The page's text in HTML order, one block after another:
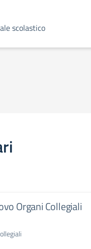
scolastico
Organi Collegiali